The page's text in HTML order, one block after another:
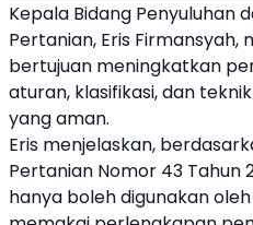
Kepala Bidang Penyuluhan
Pertanian, Eris
bertujuan meningkatkan
aturan, klasifikasi, dan
yang aman.
Eris menjelaskan,
Pertanian Nomor 43 Tahun
hanya boleh digunakan